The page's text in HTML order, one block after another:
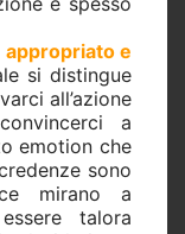
appropriato e
si distingue
all’azione
a
emotion che
sono
mirano a
talora